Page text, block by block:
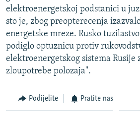
SPECIJALI RSE
VIŠE OD NASLOVA
GENOCID U SREBRENICI
POPLAVE I KLIZIŠTA U BIH 2024.
TV LIBERTY
POST SCRIPTUM
MOJA EVROPA
PRATITE NAS
Sve RFE/RL stranice
elektroenergetskoj podstanici u
sto je, zbog preopterecenja
energetske mreze. Rusko
podiglo optuznicu protiv
elektroenergetskog sistema Rusije
zloupotrebe polozaja".
Podijelite Pratite nas